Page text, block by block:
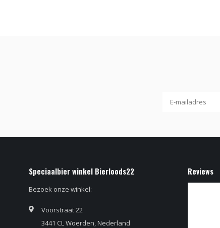
Speciaalbier winkel Bierloods22
Bezoek onze winkel:
Voorstraat 22
3441 CL Woerden, Nederland
Reviews